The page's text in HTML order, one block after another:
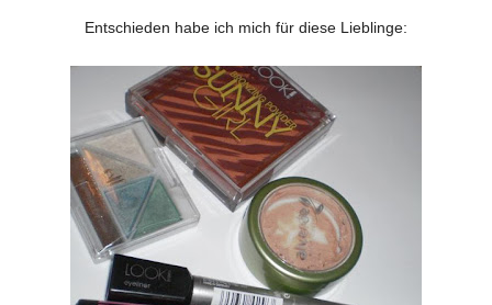
Entschieden habe ich mich für diese Lieblinge: